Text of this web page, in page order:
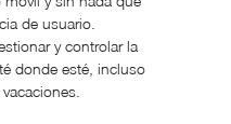
de usuario.
y controlar la
donde esté, incluso